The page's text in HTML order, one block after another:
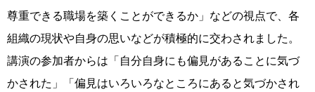
尊重できる職場を築くことができるか」などの視点で、各
組織の現状や自身の思いなどが積極的に交わされました。
講演の参加者からは「自分自身にも偏見があることに気づ
かされた」「偏見はいろいろなところにあると気づかされ